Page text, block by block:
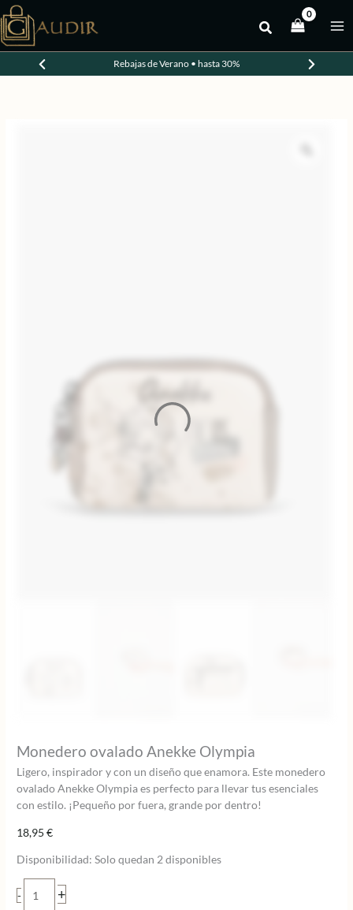
al
contenido
Rebajas de Verano • hasta 30%
Monedero ovalado Anekke Olympia
Ligero, inspirador y con un diseño que enamora. Este monedero
ovalado Anekke Olympia es perfecto para llevar tus esenciales
con estilo. ¡Pequeño por fuera, grande por dentro!
18,95€
Disponibilidad: Solo quedan 2 disponibles
-
Monedero
ovalado+